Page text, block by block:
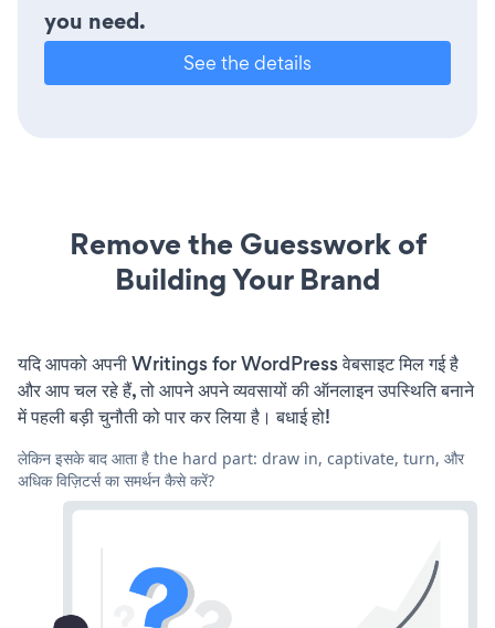
you need.
See the details
Remove the Guesswork of
Building Your Brand
यदि आपको अपनी Writings for WordPress वेबसाइट मिल गई है
और आप चल रहे हैं, तो आपने अपने व्यवसायों की ऑनलाइन उपस्थिति बनाने
में पहली बड़ी चुनौती को पार कर लिया है। बधाई हो!
लेकिन इसके बाद आता है the hard part: draw in, captivate, turn, और
अधिक विज़िटर्स का समर्थन कैसे करें?